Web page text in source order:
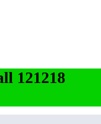
121218